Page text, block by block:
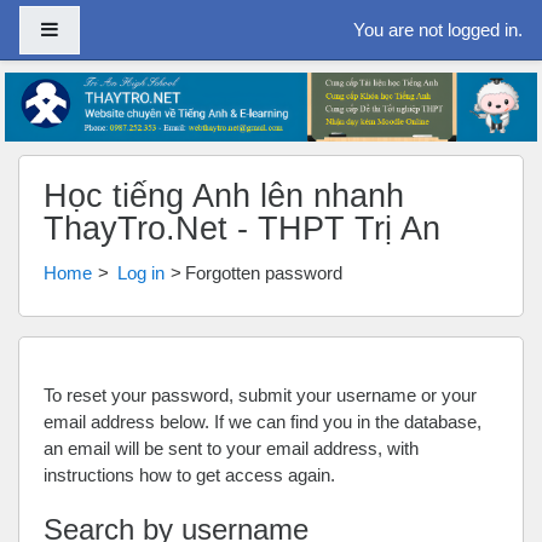
Skip to main content
You are not logged in.
Học tiếng Anh lên nhanh
ThayTro.Net - THPT Trị An
Home Log in Forgotten password
To reset your password, submit your username or your
email address below. If we can find you in the database,
an email will be sent to your email address, with
instructions how to get access again.
Search by username